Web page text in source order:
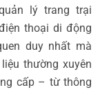
lý trang trại
thoại di động
duy nhất mà
thường xuyên
cấp – từ thông